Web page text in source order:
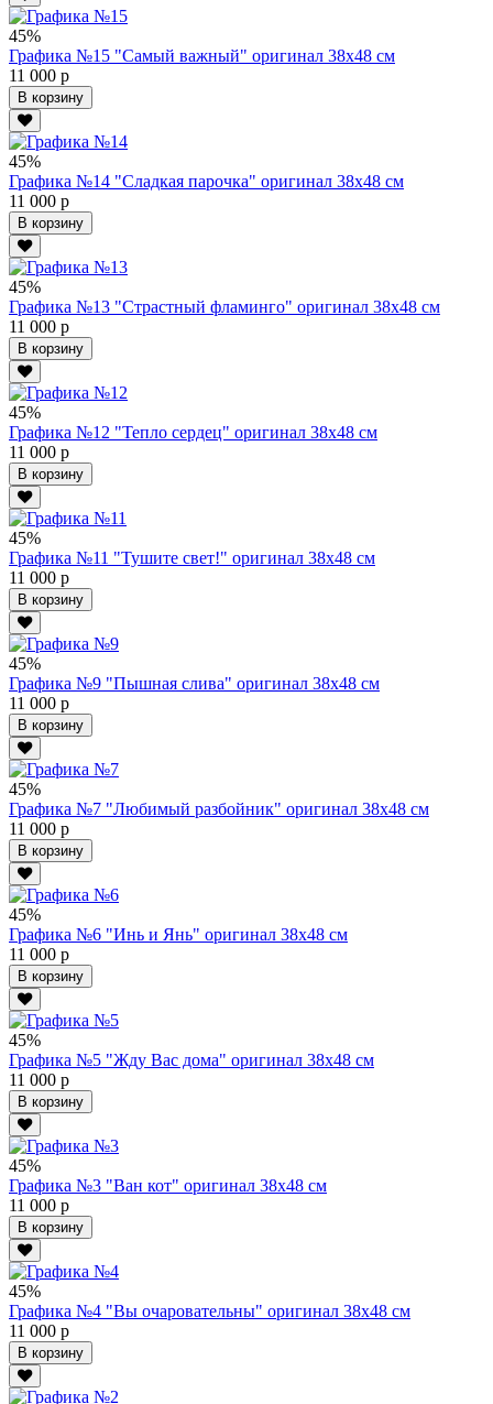
45%
Графика №15 "Самый важный" оригинал 38х48 см
11 000 р
В корзину
45%
Графика №14 "Сладкая парочка" оригинал 38х48 см
11 000 р
В корзину
45%
Графика №13 "Страстный фламинго" оригинал 38х48 см
11 000 р
В корзину
45%
Графика №12 "Тепло сердец" оригинал 38х48 см
11 000 р
В корзину
45%
Графика №11 "Тушите свет!" оригинал 38х48 см
11 000 р
В корзину
45%
Графика №9 "Пышная слива" оригинал 38х48 см
11 000 р
В корзину
45%
Графика №7 "Любимый разбойник" оригинал 38х48 см
11 000 р
В корзину
45%
Графика №6 "Инь и Янь" оригинал 38х48 см
11 000 р
В корзину
45%
Графика №5 "Жду Вас дома" оригинал 38х48 см
11 000 р
В корзину
45%
Графика №3 "Ван кот" оригинал 38х48 см
11 000 р
В корзину
45%
Графика №4 "Вы очаровательны" оригинал 38х48 см
11 000 р
В корзину